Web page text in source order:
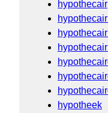
hypothecair
hypotheek